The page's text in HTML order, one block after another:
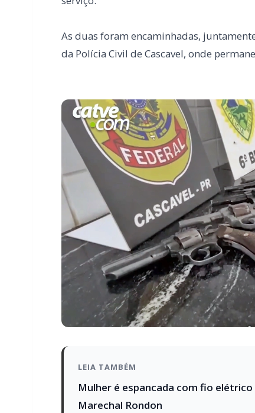
LEIA TAMBÉM
Mulher é espancada com fio
Marechal Rondon
celular em Marechal Rondon